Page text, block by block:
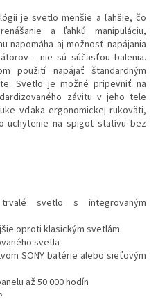
je svetlo menšie a ľahšie, čo
a ľahkú manipuláciu,
napomáha aj možnosť napájania
- nie sú súčasťou balenia.
použití napájať štandardným
Svetlo je možné pripevniť na
závitu v jeho tele
vďaka ergonomickej rukoväti,
uchytenie na spigot statívu bez
svetlo s integrovaným
oproti klasickým svetlám
svetla
SONY batérie alebo sieťovým
až 50 000 hodín